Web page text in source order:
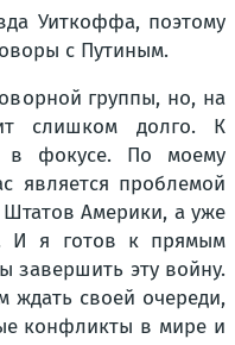
Уиткоффа, поэтому
с Путиным.
группы, но, на
слишком долго. К
в фокусе. По моему
является проблемой
Америки, а уже
И я готов к прямым
завершить эту войну.
ждать своей очереди,
конфликты в мире и